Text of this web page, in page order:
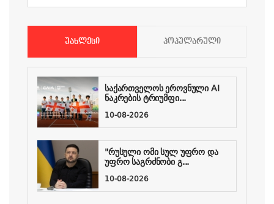
ᲣᲐᲮᲚᲔᲡᲘ ᲞᲝᲞᲣᲚᲐᲠᲣᲚᲘ
საქართველოს ეროვნული AI
ნაკრების ტრიუმფი...
10-08-2026
"რუსული ომი სულ უფრო და
უფრო საგრძნობი გ...
10-08-2026